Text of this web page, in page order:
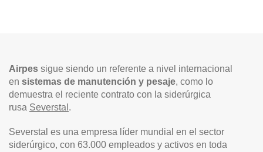
Airpes sigue siendo un referente a nivel internacional
en sistemas de manutención y pesaje, como lo
demuestra el reciente contrato con la siderúrgica
rusa Severstal .
Severstal es una empresa líder mundial en el sector
siderúrgico, con 63.000 empleados y activos en toda